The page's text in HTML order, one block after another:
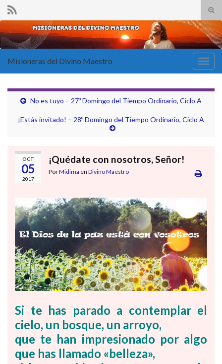
el
de
Search for:
la
Misioneras del Divino Maestro
No es tuyo – 27º Domingo del Tiempo Ordinario, Ciclo A
¡Estás invitado! – 28º Domingo del Tiempo Ordinario, Ciclo A
OCT
05
2017
¡Quédate con nosotros, Señor!
PorMidima en Divino Maestro
Si te has parado a contemplar el
cielo, un bosque, un arroyo,
que te han impresionado por algo
que has llamado «belleza»,